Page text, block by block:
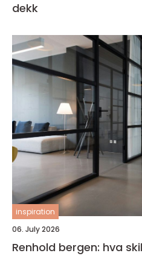
dekk
inspiration
06. July 2026
Renhold bergen: hva